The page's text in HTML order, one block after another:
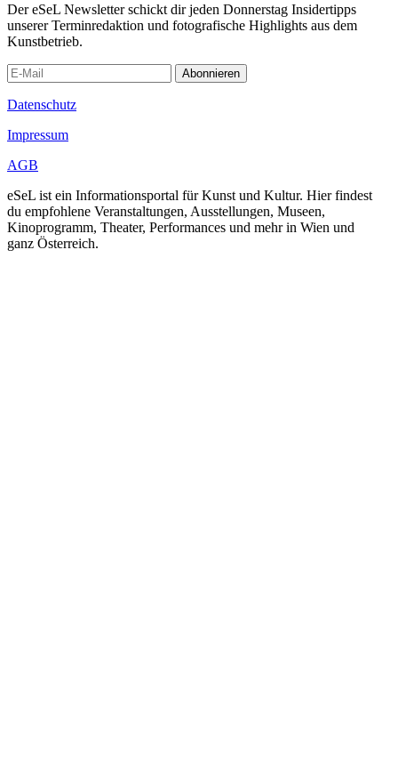
Der eSeL Newsletter schickt dir jeden Donnerstag Insidertipps
unserer Terminredaktion und fotografische Highlights aus dem
Kunstbetrieb.
Abonnieren
Datenschutz
Impressum
AGB
eSeL ist ein Informationsportal für Kunst und Kultur. Hier findest
du empfohlene Veranstaltungen, Ausstellungen, Museen,
Kinoprogramm, Theater, Performances und mehr in Wien und
ganz Österreich.